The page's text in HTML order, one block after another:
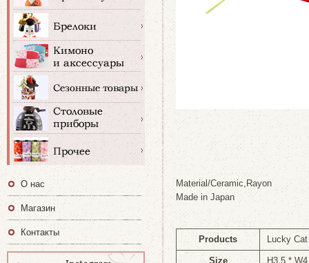
Material/Ceramic,Rayon
Made in Japan
Products Lucky Cat
Size H3.5 *
О нас
Магазин
Контакты